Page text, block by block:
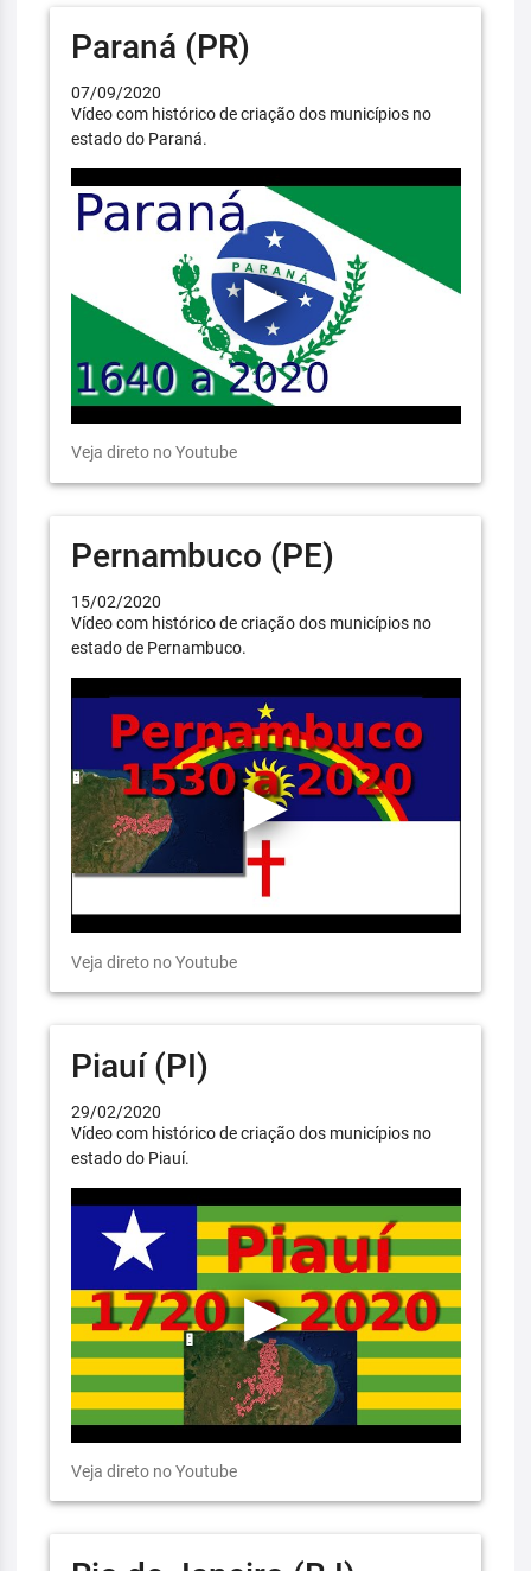
Paraná (PR)
07/09/2020
Vídeo com histórico de criação dos municípios no
estado do Paraná.
Veja direto no Youtube
Pernambuco (PE)
15/02/2020
Vídeo com histórico de criação dos municípios no
estado de Pernambuco.
Veja direto no Youtube
Piauí (PI)
29/02/2020
Vídeo com histórico de criação dos municípios no
estado do Piauí.
Veja direto no Youtube